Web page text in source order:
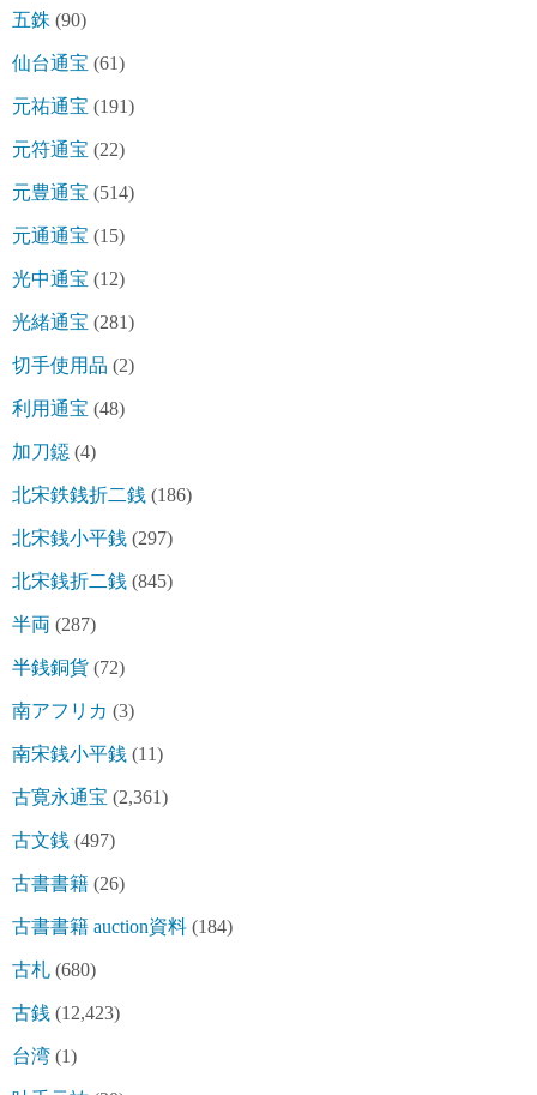
五銖 (90)
仙台通宝 (61)
元祐通宝 (191)
元符通宝 (22)
元豊通宝 (514)
元通通宝 (15)
光中通宝 (12)
光緒通宝 (281)
切手使用品 (2)
利用通宝 (48)
加刀鐚 (4)
北宋鉄銭折二銭 (186)
北宋銭小平銭 (297)
北宋銭折二銭 (845)
半両 (287)
半銭銅貨 (72)
南アフリカ (3)
南宋銭小平銭 (11)
古寛永通宝 (2,361)
古文銭 (497)
古書書籍 (26)
古書書籍 auction資料 (184)
古札 (680)
古銭 (12,423)
台湾 (1)